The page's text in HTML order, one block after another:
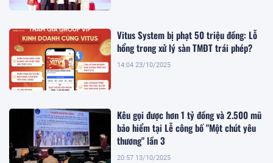
Vitus System bị phạt 50 triệu đồng: Lỗ
hổng trong xử lý sàn TMĐT trái phép?
14:04 23/10/2025
Kêu gọi được hơn 1 tỷ đồng và 2.500 mũ
bảo hiểm tại Lễ công bố "Một chút yêu
thương" lần 3
20:57 13/10/2025